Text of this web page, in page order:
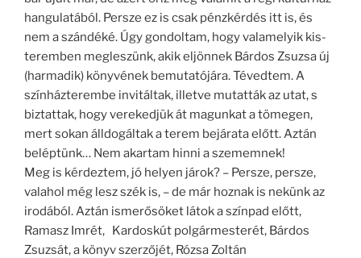
hangulatából. Persze ez is csak pénzkérdés itt is, és
nem a szándéké. Úgy gon­doltam, hogy valamelyik kis­
teremben megleszünk, akik eljönnek Bárdos Zsuzsa új
(harmadik) könyvének be­mutatójára. Tévedtem. A
színházterembe invitáltak, illetve mutatták az utat, s
biztattak, hogy verekedjük át magunkat a tömegen,
mert sokan álldogáltak a terem bejárata előtt. Aztán
belép­tünk… Nem akartam hinni a szememnek!
Meg is kérdeztem, jó he­lyen járok? – Persze, persze,
valahol még lesz szék is, – de már hoznak is nekünk az
irodából. Aztán ismerősöket látok a színpad előtt,
Ramasz Imrét, Kardoskút polgármesterét, Bárdos
Zsu­zsát, a könyv szerzőjét, Ró­zsa Zoltán